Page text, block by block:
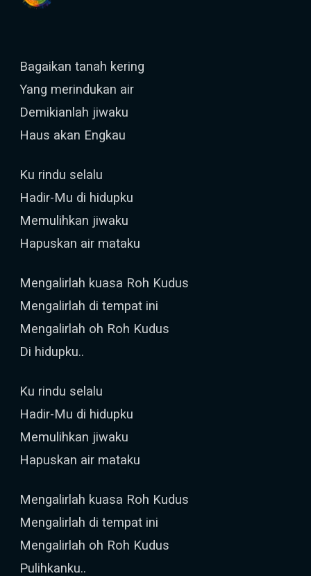
Bagaikan tanah kering
Yang merindukan air
Demikianlah jiwaku
Haus akan Engkau
Ku rindu selalu
Hadir-Mu di hidupku
Memulihkan jiwaku
Hapuskan air mataku
Mengalirlah kuasa Roh Kudus
Mengalirlah di tempat ini
Mengalirlah oh Roh Kudus
Di hidupku..
Ku rindu selalu
Hadir-Mu di hidupku
Memulihkan jiwaku
Hapuskan air mataku
Mengalirlah kuasa Roh Kudus
Mengalirlah di tempat ini
Mengalirlah oh Roh Kudus
Pulihkanku..